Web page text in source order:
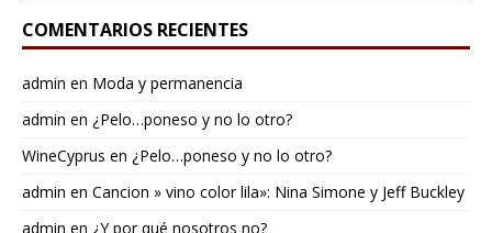
COMENTARIOS RECIENTES
admin en Moda y permanencia
admin en ¿Pelo…poneso y no lo otro?
WineCyprus en ¿Pelo…poneso y no lo otro?
admin en Cancion » vino color lila»: Nina Simone y Jeff Buckley
admin en ¿Y por qué nosotros no?